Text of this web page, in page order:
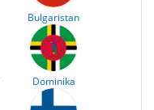
Bulgaristan
Dominika